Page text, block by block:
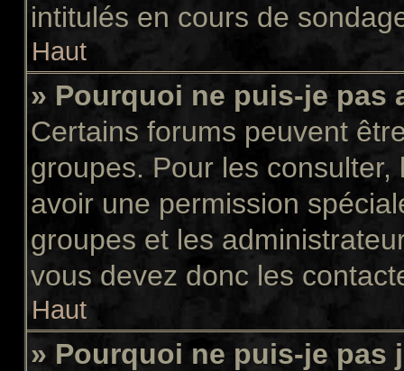
intitulés en cours de
Haut
» Pourquoi ne puis-je pas
Certains forums peuvent
groupes. Pour les
avoir une permission
groupes et les
vous devez donc les
Haut
» Pourquoi ne puis-je pas